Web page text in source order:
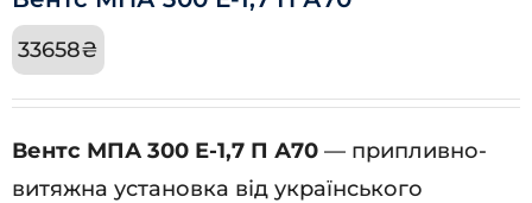
33658₴
Вентс МПА 300 Е-1,7 П А70 — припливно-
витяжна установка від українського